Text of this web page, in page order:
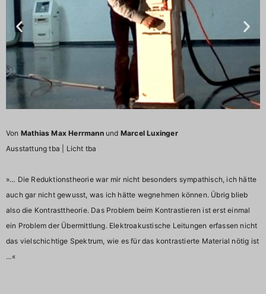
Von Mathias Max Herrmannund Marcel Luxinger
Ausstattung tba | Licht tba
»… Die Reduktionstheorie war mir nicht besonders sympathisch, ich hätte
auch gar nicht gewusst, was ich hätte wegnehmen können. Übrig blieb
also die Kontrasttheorie. Das Problem beim Kontrastieren ist erst einmal
ein Problem der Übermittlung. Elektroakustische Leitungen erfassen nicht
das vielschichtige Spektrum, wie es für das kontrastierte Material nötig ist
…«